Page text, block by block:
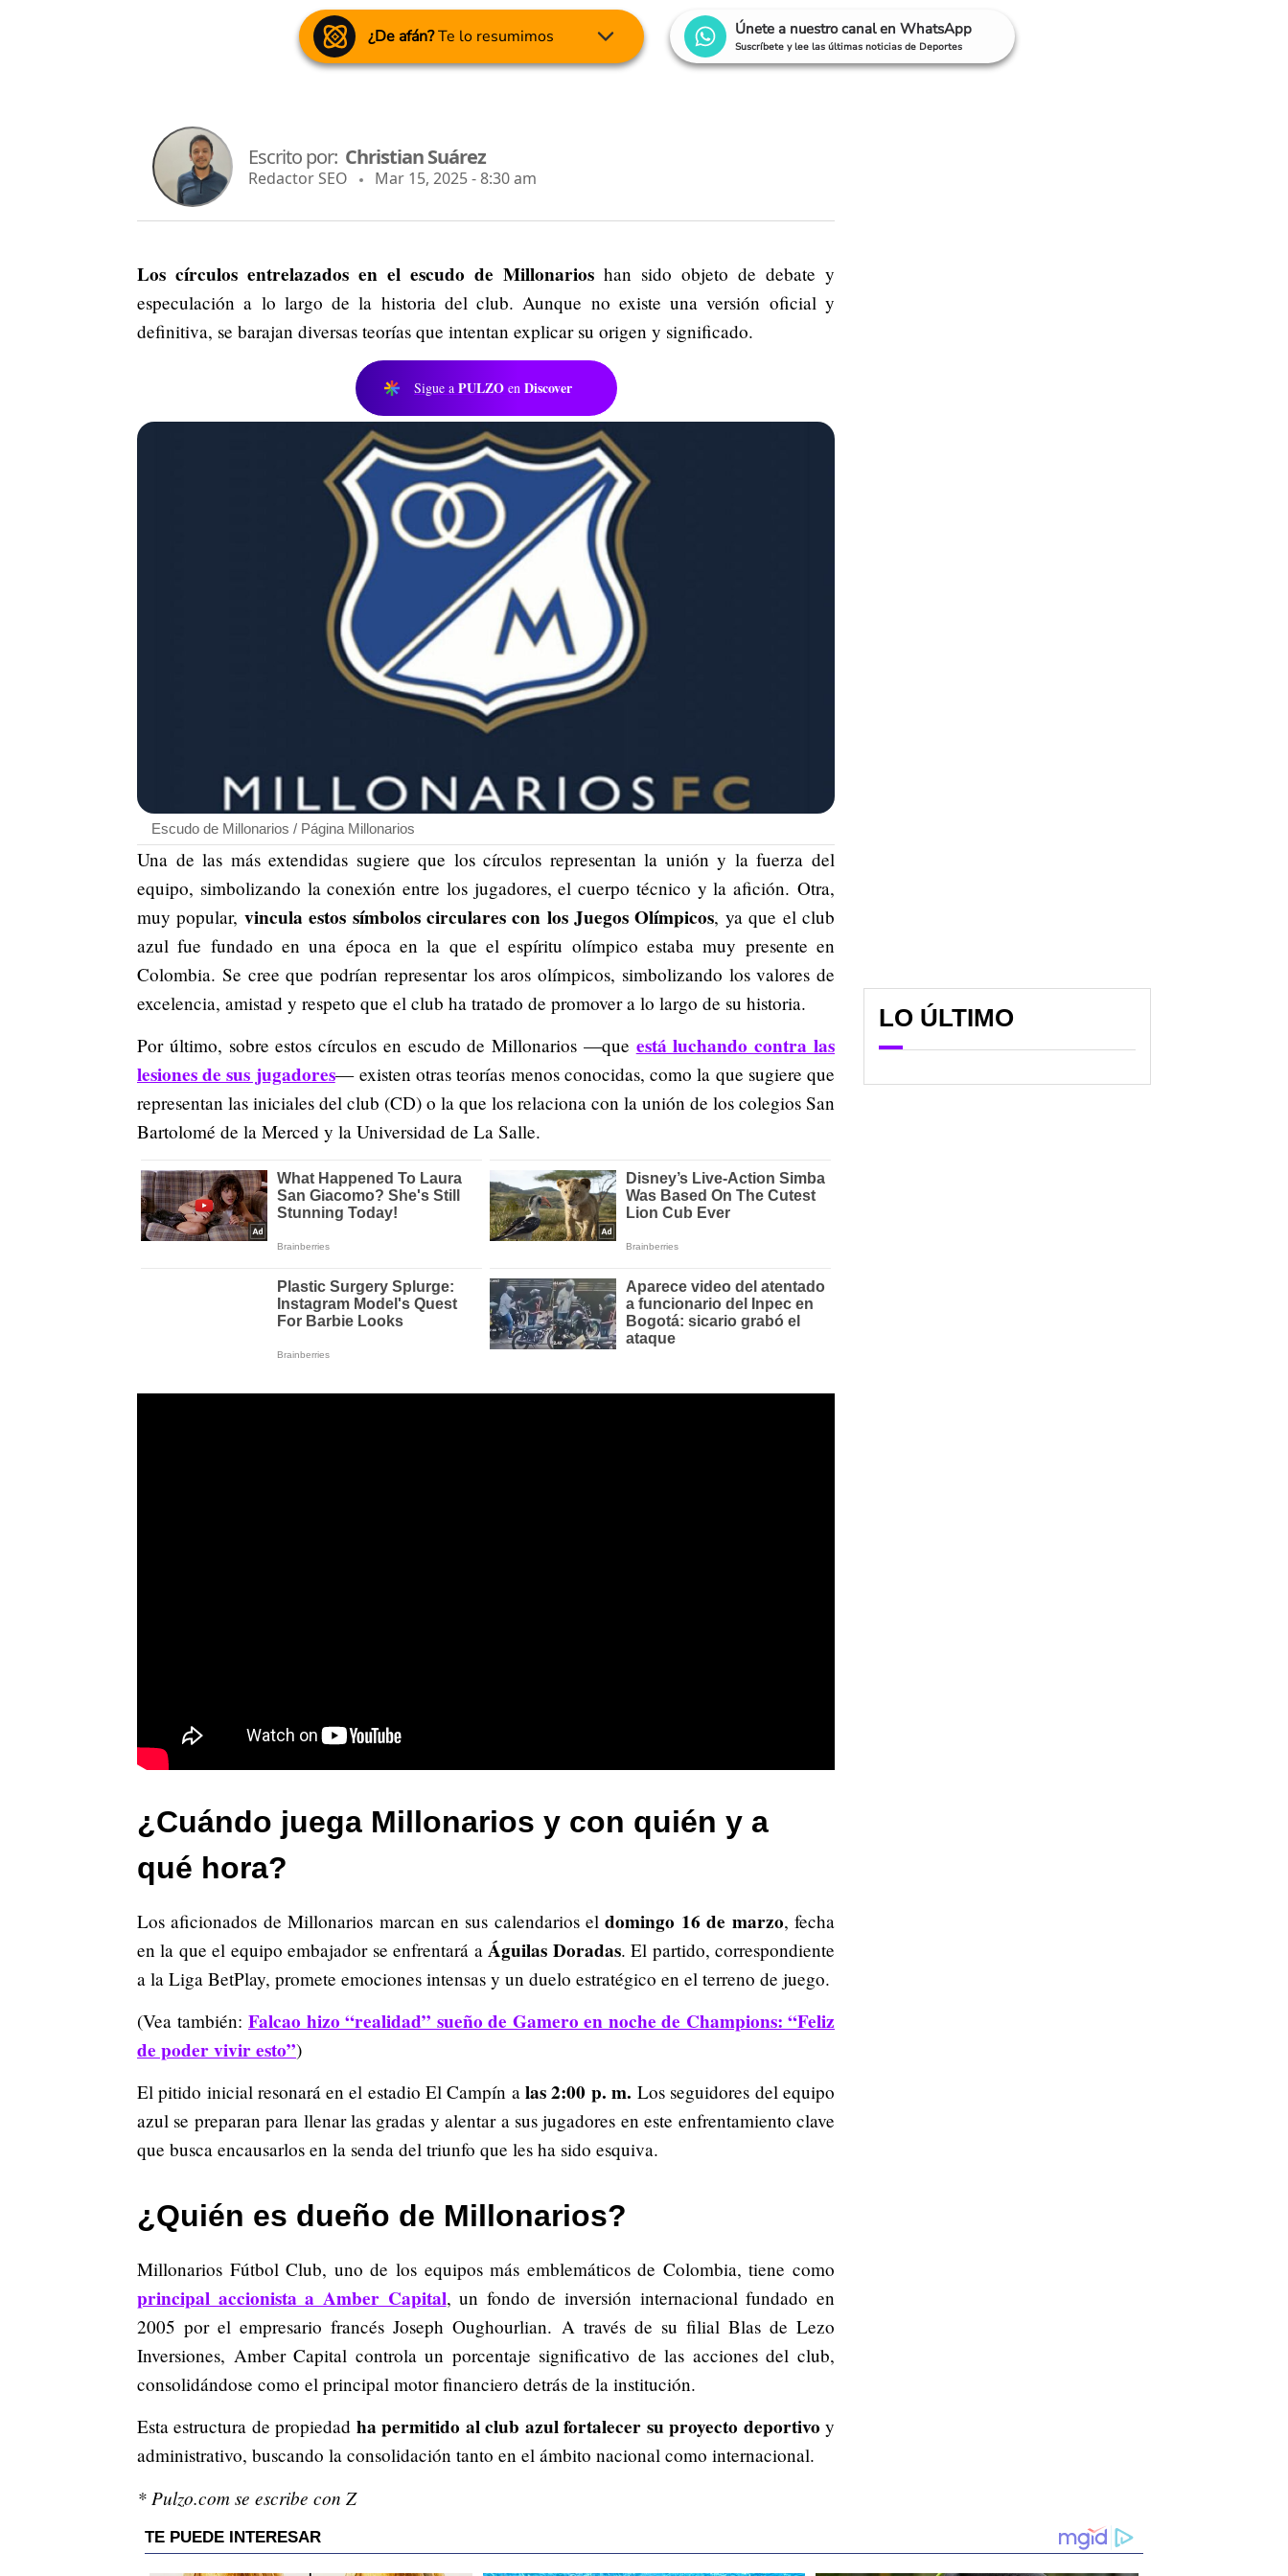
¿De afán?Te lo resumimos Únete a nuestro canal en WhatsApp
Suscríbete y lee las últimas noticias de Deportes
Escrito por: Christian Suárez
Redactor SEO Mar 15, 2025 - 8:30 am
Los círculos entrelazados en el escudo de Millonarios han sido objeto de debate y
especulación a lo largo de la historia del club. Aunque no existe una versión oficial y
definitiva, se barajan diversas teorías que intentan explicar su origen y significado.
Sigue a PULZO en Discover
Escudo de Millonarios / Página Millonarios
Una de las más extendidas sugiere que los círculos representan la unión y la fuerza del
equipo, simbolizando la conexión entre los jugadores, el cuerpo técnico y la afición. Otra,
muy popular, vincula estos símbolos circulares con los Juegos Olímpicos, ya que el club
azul fue fundado en una época en la que el espíritu olímpico estaba muy presente en
Colombia. Se cree que podrían representar los aros olímpicos, simbolizando los valores de
excelencia, amistad y respeto que el club ha tratado de promover a lo largo de su historia.
Por último, sobre estos círculos en escudo de Millonarios —que está luchando contra las
lesiones de sus jugadores— existen otras teorías menos conocidas, como la que sugiere que
representan las iniciales del club (CD) o la que los relaciona con la unión de los colegios San
Bartolomé de la Merced y la Universidad de La Salle.
¿Cuándo juega Millonarios y con quién y a
qué hora?
Los aficionados de Millonarios marcan en sus calendarios eldomingo 16 de marzo, fecha
en la que el equipo embajador se enfrentará aÁguilas Doradas. El partido, correspondiente
a la Liga BetPlay, promete emociones intensas y un duelo estratégico en el terreno de juego.
(Vea también: Falcao hizo “realidad” sueño de Gamero en noche de Champions: “Feliz
de poder vivir esto”)
El pitido inicial resonará en el estadio El Campín a las 2:00 p. m. Los seguidores del equipo
azul se preparan para llenar las gradas y alentar a sus jugadores en este enfrentamiento clave
que busca encausarlos en la senda del triunfo que les ha sido esquiva.
¿Quién es dueño de Millonarios?
Millonarios Fútbol Club, uno de los equipos más emblemáticos de Colombia, tiene como
principal accionista a Amber Capital, un fondo de inversión internacional fundado en
2005 por el empresario francés Joseph Oughourlian. A través de su filial Blas de Lezo
Inversiones, Amber Capital controla un porcentaje significativo de las acciones del club,
consolidándose como el principal motor financiero detrás de la institución.
Esta estructura de propiedad ha permitido al club azul fortalecer su proyecto deportivo y
administrativo, buscando la consolidación tanto en el ámbito nacional como internacional.
* Pulzo.com se escribe con Z
LO ÚLTIMO